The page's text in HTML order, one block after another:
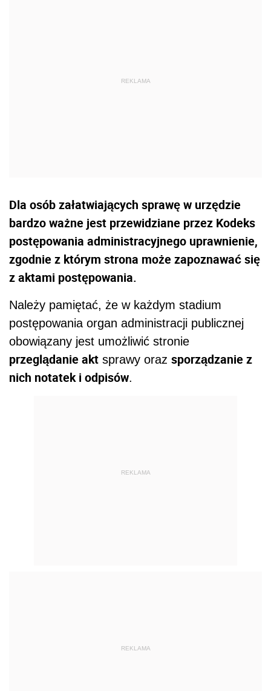
Dla osób załatwiających sprawę w urzędzie
bardzo ważne jest przewidziane przez Kodeks
postępowania administracyjnego uprawnienie,
zgodnie z którym strona może zapoznawać się
z aktami postępowania.
Należy pamiętać, że w każdym stadium
postępowania organ administracji publicznej
obowiązany jest umożliwić stronie
przeglądanie akt sprawy oraz sporządzanie z
nich notatek i odpisów.
REKLAMA
REKLAMA